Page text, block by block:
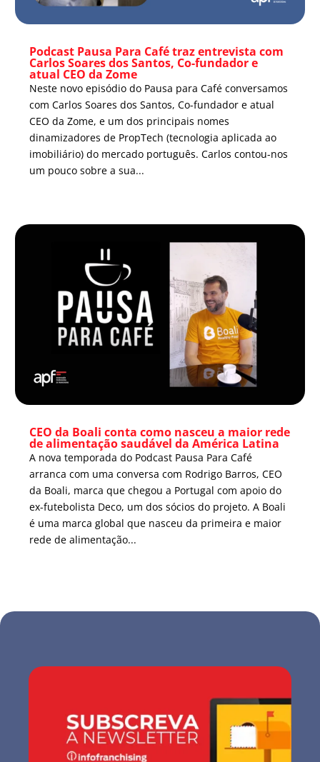
Podcast Pausa Para Café traz entrevista com
Carlos Soares dos Santos, Co-fundador e
atual CEO da Zome
Neste novo episódio do Pausa para Café conversamos
com Carlos Soares dos Santos, Co-fundador e atual
CEO da Zome, e um dos principais nomes
dinamizadores de PropTech (tecnologia aplicada ao
imobiliário) do mercado português. Carlos contou-nos
um pouco sobre a sua...
CEO da Boali conta como nasceu a maior rede
de alimentação saudável da América Latina
A nova temporada do Podcast Pausa Para Café
arranca com uma conversa com Rodrigo Barros, CEO
da Boali, marca que chegou a Portugal com apoio do
ex-futebolista Deco, um dos sócios do projeto. A Boali
é uma marca global que nasceu da primeira e maior
rede de alimentação...